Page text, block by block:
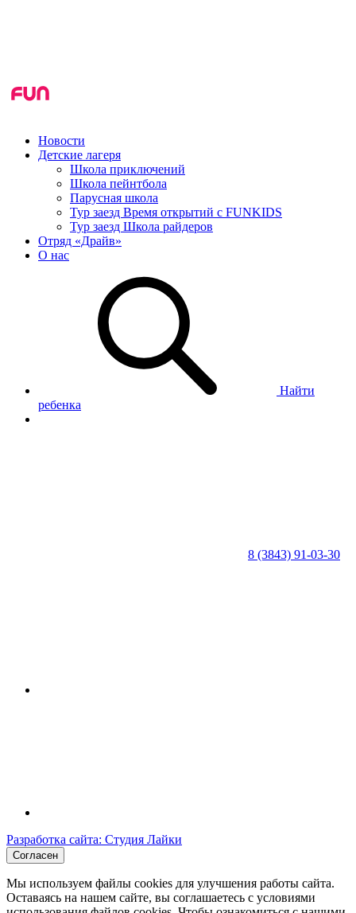
Новости
Детские лагеря
Школа приключений
Школа пейнтбола
Парусная школа
Тур заезд Время открытий с FUNKIDS
Тур заезд Школа райдеров
Отряд «Драйв»
О нас
Найти
ребенка
8 (3843) 91-03-30
Разработка сайта: Студия Лайки
Согласен
Мы используем файлы cookies для улучшения работы сайта.
Оставаясь на нашем сайте, вы соглашаетесь с условиями